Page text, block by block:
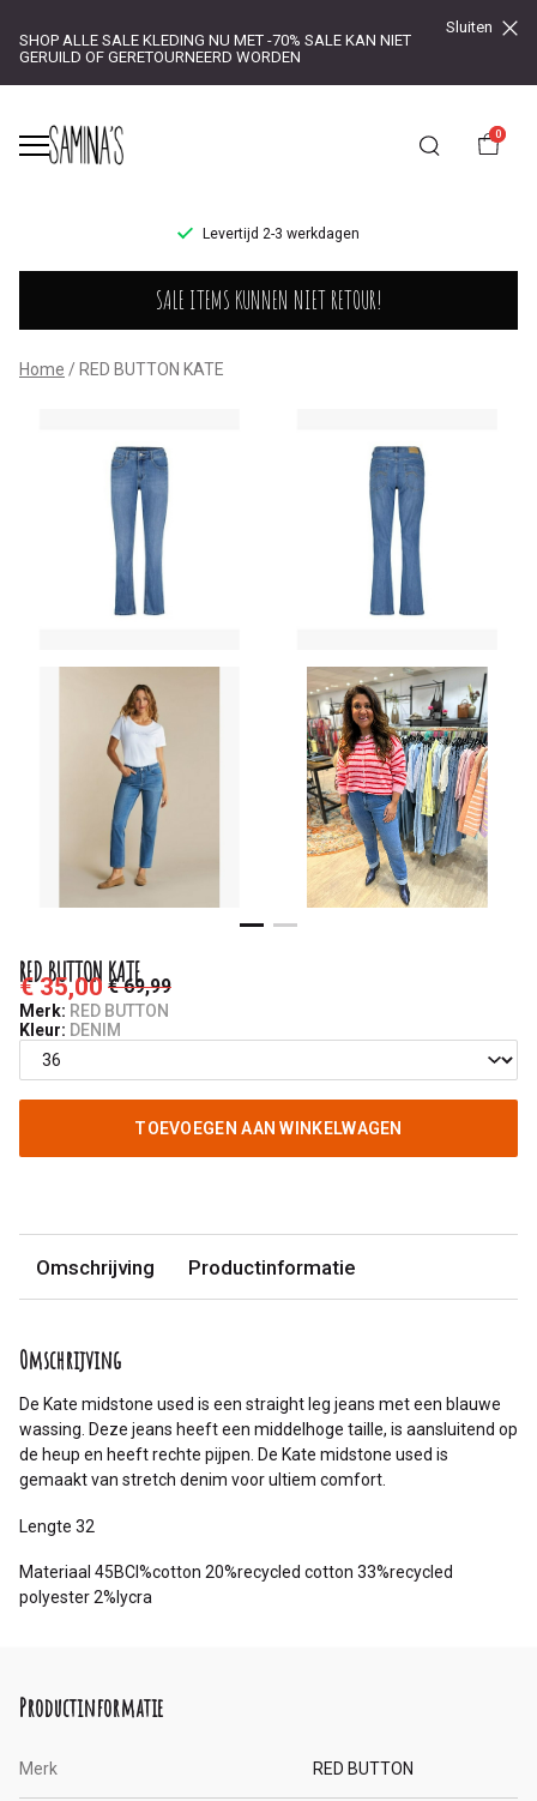
SHOP ALLE SALE KLEDING NU MET -70% SALE KAN NIET
GERUILD OF GERETOURNEERD WORDEN
Sluiten
0
Levertijd 2-3 werkdagen
RED
BUTTON
KATE
Saminas
SALE ITEMS KUNNEN NIET RETOUR!
Home RED BUTTON KATE
RED BUTTON KATE
€ 35,00 € 69,99
Merk: RED BUTTON
Kleur: DENIM
TOEVOEGEN AAN WINKELWAGEN
Omschrijving Productinformatie
Omschrijving
De Kate midstone used is een straight leg jeans met een blauwe
wassing. Deze jeans heeft een middelhoge taille, is aansluitend op
de heup en heeft rechte pijpen. De Kate midstone used is
gemaakt van stretch denim voor ultiem comfort.
Lengte 32
Materiaal 45BCI%cotton 20%recycled cotton 33%recycled
polyester 2%lycra
Productinformatie
Merk RED BUTTON